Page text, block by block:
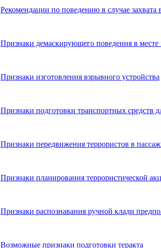
Рекомендации по поведению в случае захвата
Признаки демаскирующего поведения в месте
Признаки изготовления взрывного устройства
Признаки подготовки транспортных средств
Признаки передвижения террористов в
Признаки планирования террористической
Признаки распознавания ручной клади
Возможные признаки подготовки теракта